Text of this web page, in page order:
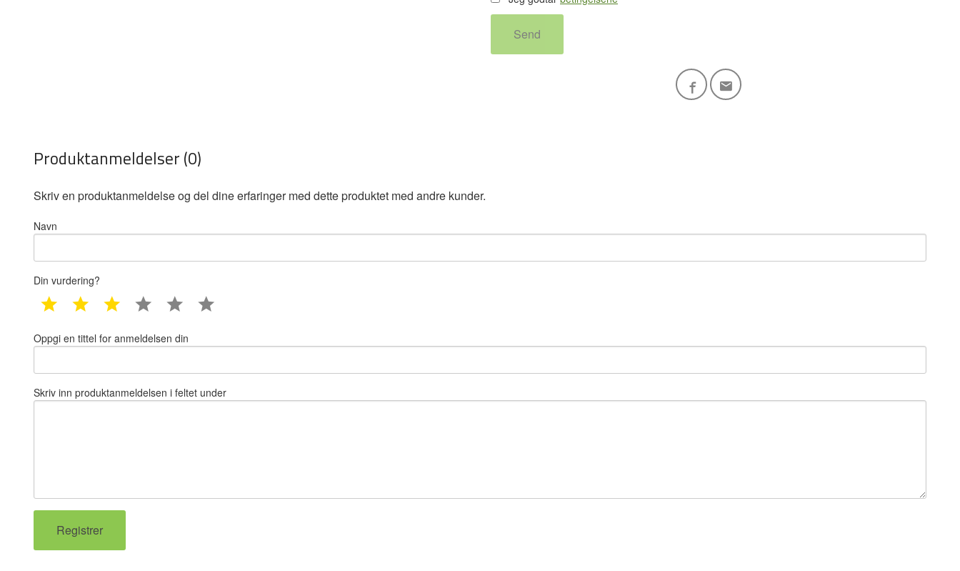
Send
Produktanmeldelser (0)
Skriv en produktanmeldelse og del dine erfaringer med dette produktet med andre kunder.
Navn
Din vurdering?
1 star 2 star 3 star 4 star 5 star
Oppgi en tittel for anmeldelsen din
Skriv inn produktanmeldelsen i feltet under